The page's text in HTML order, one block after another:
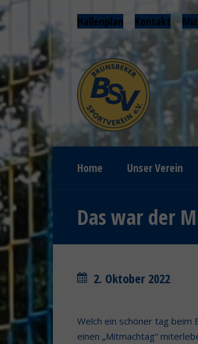
Hallenplan Kontakt
Home Unser Verein
Das war der
2. Oktober 2022
Welch ein schöner tag beim
einen „Mitmachtag“